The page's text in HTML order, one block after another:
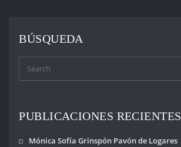
ENTRADAS
BÚSQUEDA
PUBLICACIONES RECIENTES
Mónica Sofía Grinspón Pavón de Logares